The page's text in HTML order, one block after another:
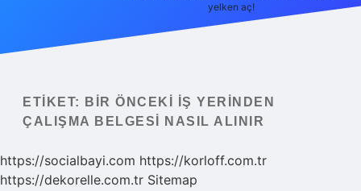
Politikası
Yasal Uyarı
yelken aç!
ETIKET:
BIR ÖNCEKI IŞ YERINDEN
ÇALIŞMA BELGESI NASIL ALINIR
https://socialbayi.com https://korloff.com.tr
https://dekorelle.com.tr Sitemap